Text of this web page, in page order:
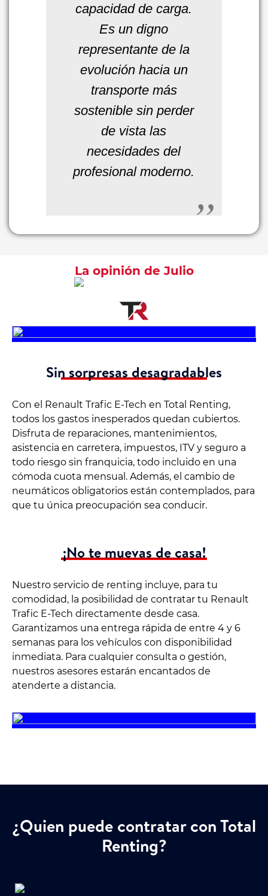
capacidad de carga.
Es un digno
representante de la
evolución hacia un
transporte más
sostenible sin perder
de vista las
necesidades del
profesional moderno.
La opinión de Julio
Sin sorpresas desagradables
Con el Renault Trafic E-Tech en Total Renting,
todos los gastos inesperados quedan cubiertos.
Disfruta de reparaciones, mantenimientos,
asistencia en carretera, impuestos, ITV y seguro a
todo riesgo sin franquicia, todo incluido en una
cómoda cuota mensual. Además, el cambio de
neumáticos obligatorios están contemplados, para
que tu única preocupación sea conducir.
¡No te muevas de casa!
Nuestro servicio de renting incluye, para tu
comodidad, la posibilidad de contratar tu Renault
Trafic E-Tech directamente desde casa.
Garantizamos una entrega rápida de entre 4 y 6
semanas para los vehículos con disponibilidad
inmediata. Para cualquier consulta o gestión,
nuestros asesores estarán encantados de
atenderte a distancia.
¿Quien puede contratar con Total
Renting?